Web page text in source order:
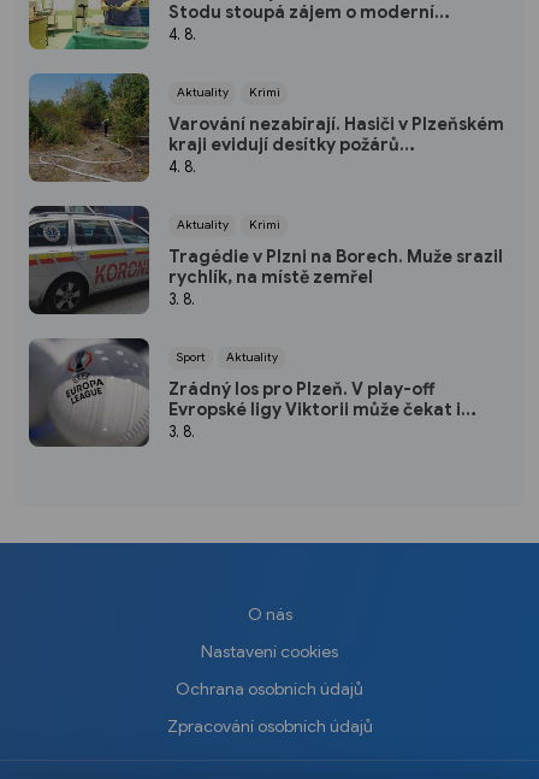
Stodu stoupá zájem o moderní
hysteroskopii
4. 8.
Aktuality Krimi
Varování nezabírají. Hasiči v Plzeňském
kraji evidují desítky požárů
způsobených lidmi
4. 8.
Aktuality Krimi
Tragédie v Plzni na Borech. Muže srazil
rychlík, na místě zemřel
3. 8.
Sport Aktuality
Zrádný los pro Plzeň. V play-off
Evropské ligy Viktorii může čekat i
peklo na Balkáně
3. 8.
O nás
Nastavení cookies
Ochrana osobních údajů
Zpracování osobních údajů